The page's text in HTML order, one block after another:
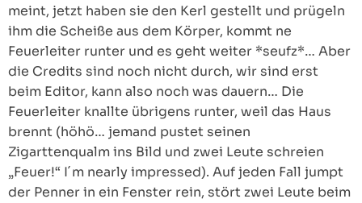
meint, jetzt haben sie den Kerl gestellt und prügeln
ihm die Scheiße aus dem Körper, kommt ne
Feuerleiter runter und es geht weiter *seufz*… Aber
die Credits sind noch nicht durch, wir sind erst
beim Editor, kann also noch was dauern… Die
Feuerleiter knallte übrigens runter, weil das Haus
brennt (höhö… jemand pustet seinen
Zigarttenqualm ins Bild und zwei Leute schreien
„Feuer!“ I´m nearly impressed). Auf jeden Fall jumpt
der Penner in ein Fenster rein, stört zwei Leute beim